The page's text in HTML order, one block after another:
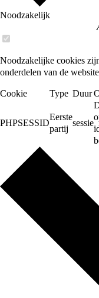
Noodzakelijk
Noodzakelijke cookies
onderdelen van de
Cookie Type Duur
PHPSESSID
Eerste
partij
sessie